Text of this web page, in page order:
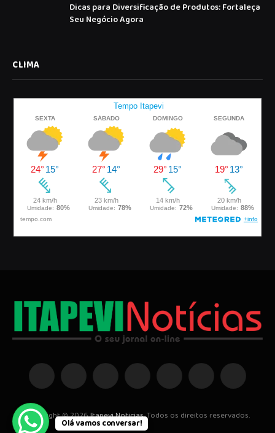
Dicas para Diversificação de Produtos: Fortaleça
Seu Negócio Agora
CLIMA
Facebook Instagram Pinterest YouTube WhatsApp Telegrama TikTok
Copyright © 2026Itapevi Noticias. Todos os direitos reservados.
Olá vamos conversar!